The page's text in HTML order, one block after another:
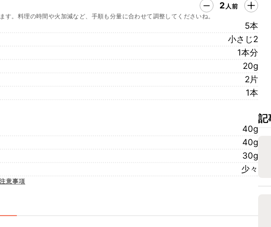
2 人前
す。料理の時間や火加減など、手順も分量に合わせて調整してくださいね。
5本
小さじ2
1本分
20g
2片
1本
40g
40g
30g
少々
意事項
記